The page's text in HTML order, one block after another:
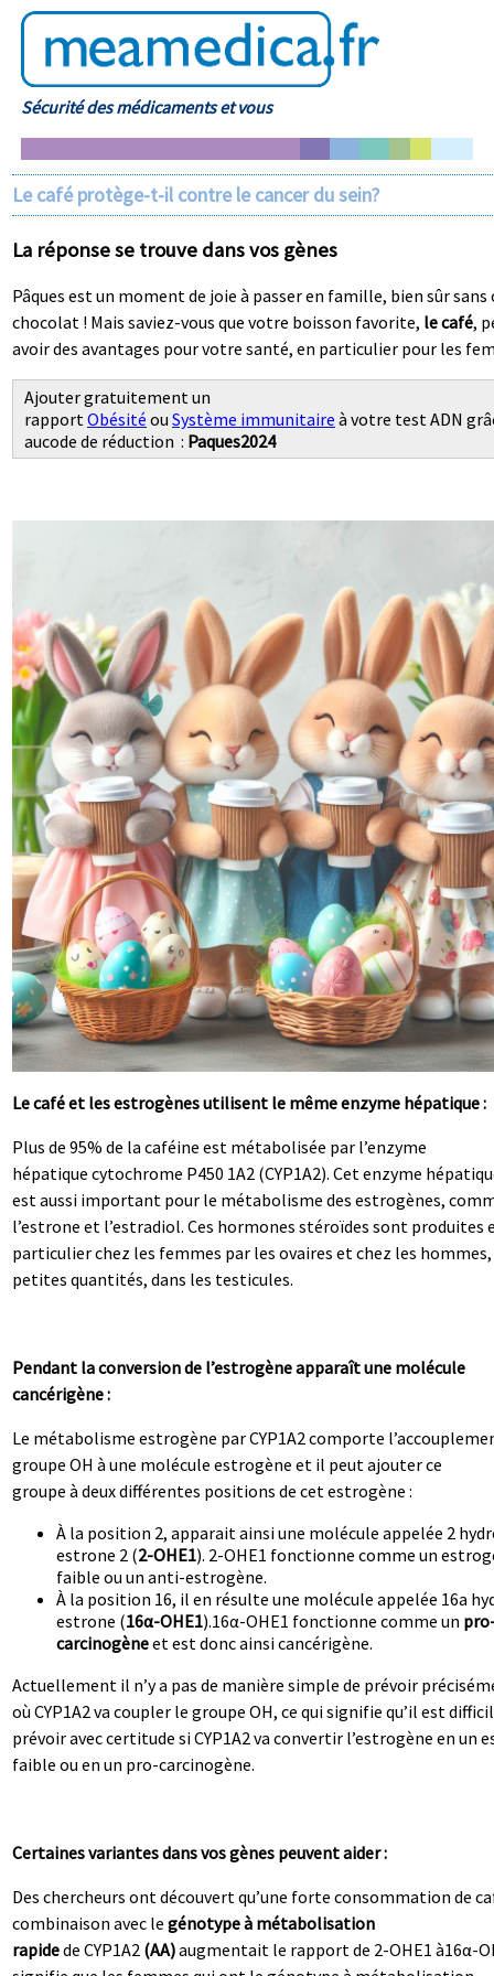
Sécurité des médicaments et vous
Le café protège-t-il contre le cancer du sein?
La réponse se trouve dans vos gènes
Pâques est un moment de joie à passer en famille, bien sûr
chocolat ! Mais saviez-vous que votre boisson favorite, le café,
avoir des avantages pour votre santé, en particulier pour les
Ajouter gratuitement un
rapportObésité ou Système immunitaire à votre test ADN
aucode de réduction : Paques2024
Le café et les estrogènes utilisent le même enzyme hépatique :
Plus de 95% de la caféine est métabolisée par l’enzyme
hépatique cytochrome P450 1A2 (CYP1A2). Cet enzyme
est aussi important pour le métabolisme des estrogènes,
l’estrone et l’estradiol. Ces hormones stéroïdes sont produites
particulier chez les femmes par les ovaires et chez les
petites quantités, dans les testicules.
Pendant la conversion de l’estrogène apparaît une molécule
cancérigène :
Le métabolisme estrogène par CYP1A2 comporte
groupe OH à une molécule estrogène et il peut ajouter ce
groupe à deux différentes positions de cet estrogène :
À la position 2, apparait ainsi une molécule appelée 2
estrone 2 (2-OHE1). 2-OHE1 fonctionne comme un
faible ou un anti-estrogène.
À la position 16, il en résulte une molécule appelée 16a
estrone (16α-OHE1).16α-OHE1 fonctionne comme un
carcinogèneet est donc ainsi cancérigène.
Actuellement il n’y a pas de manière simple de prévoir
où CYP1A2 va coupler le groupe OH, ce qui signifie qu’il est
prévoir avec certitude si CYP1A2 va convertir l’estrogène en un
faible ou en un pro-carcinogène.
Certaines variantes dans vos gènes peuvent aider :
Des chercheurs ont découvert qu’une forte consommation de
combinaison avec le génotype à métabolisation
rapidede CYP1A2 (AA)augmentait le rapport de 2-OHE1 à16α-